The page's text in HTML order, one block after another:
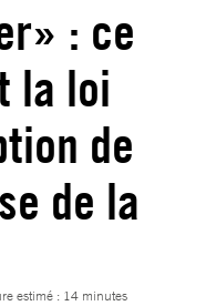
: ce
la loi
de
de la
estimé : 14 minutes